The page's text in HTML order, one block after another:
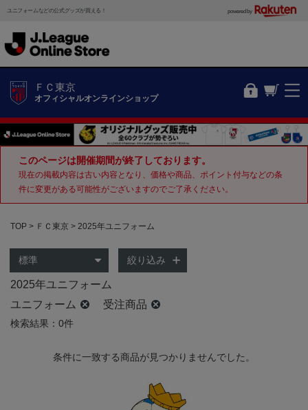
ユニフォームなどの公式グッズが買える！ powered by
ＦＣ東京
オフィシャルオンラインショップ
このページは開催期間が終了しております。
現在の掲載内容は古い内容となり、価格や商品、ポイント付与などの条
件に変更がある可能性がございますのでご了承ください。
TOP ＦＣ東京 2025年ユニフォーム
絞り込み
2025年ユニフォーム
ユニフォーム
受注商品
検索結果：0件
条件に一致する商品が見つかりませんでした。